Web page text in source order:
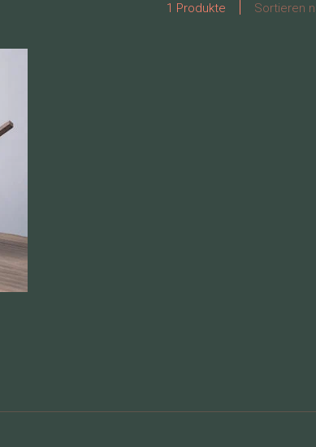
1 Produkte Sortieren